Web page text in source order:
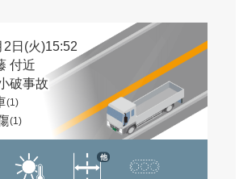
2日(火)15:52
付近
破事故
(1)
(1)
他